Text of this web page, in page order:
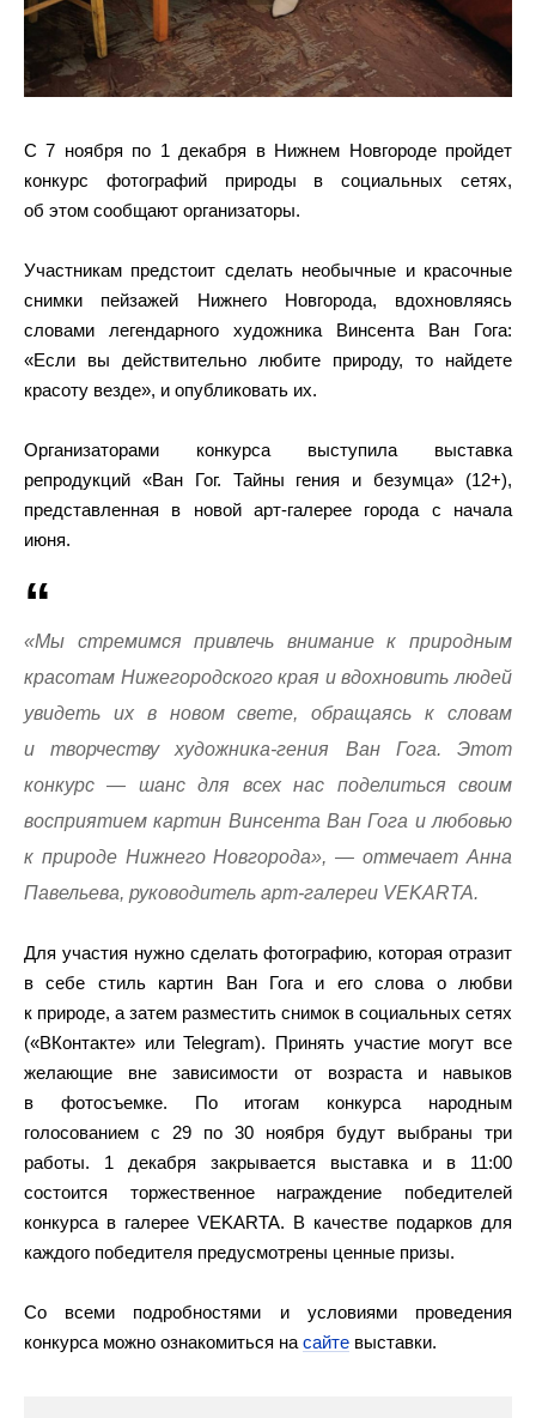
С 7 ноября по 1 декабря в Нижнем Новгороде пройдет
конкурс фотографий природы в социальных сетях,
об этом сообщают организаторы.
Участникам предстоит сделать необычные и красочные
снимки пейзажей Нижнего Новгорода, вдохновляясь
словами легендарного художника Винсента Ван Гога:
«Если вы действительно любите природу, то найдете
красоту везде», и опубликовать их.
Организаторами конкурса выступила выставка
репродукций «Ван Гог. Тайны гения и безумца» (12+),
представленная в новой арт-галерее города с начала
июня.
«Мы стремимся привлечь внимание к природным
красотам Нижегородского края и вдохновить людей
увидеть их в новом свете, обращаясь к словам
и творчеству художника-гения Ван Гога. Этот
конкурс — шанс для всех нас поделиться своим
восприятием картин Винсента Ван Гога и любовью
к природе Нижнего Новгорода», — отмечает Анна
Павельева, руководитель арт-галереи VEKARTA.
Для участия нужно сделать фотографию, которая отразит
в себе стиль картин Ван Гога и его слова о любви
к природе, а затем разместить снимок в социальных сетях
(«ВКонтакте» или Telegram). Принять участие могут все
желающие вне зависимости от возраста и навыков
в фотосъемке. По итогам конкурса народным
голосованием с 29 по 30 ноября будут выбраны три
работы. 1 декабря закрывается выставка и в 11:00
состоится торжественное награждение победителей
конкурса в галерее VEKARTA. В качестве подарков для
каждого победителя предусмотрены ценные призы.
Со всеми подробностями и условиями проведения
конкурса можно ознакомиться на сайте выставки.